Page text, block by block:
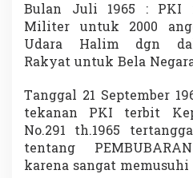
Bulan Juli 1965 : PKI
Militer untuk 2000
Udara Halim dgn
Rakyat untuk Bela
Tanggal 21 September
tekanan PKI terbit
No.291 th.1965
tentang
karena sangat memusuhi